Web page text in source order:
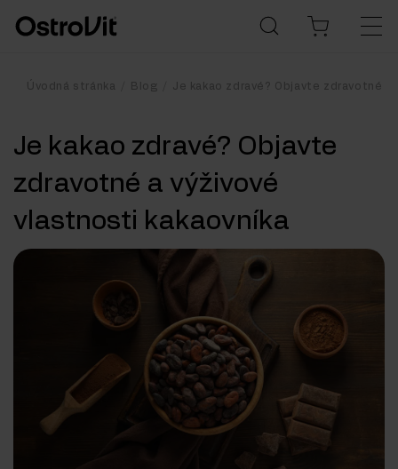
Úvodná stránka Blog Je kakao zdravé? Objavte zdravotné
Je kakao zdravé? Objavte
zdravotné a výživové
vlastnosti kakaovníka